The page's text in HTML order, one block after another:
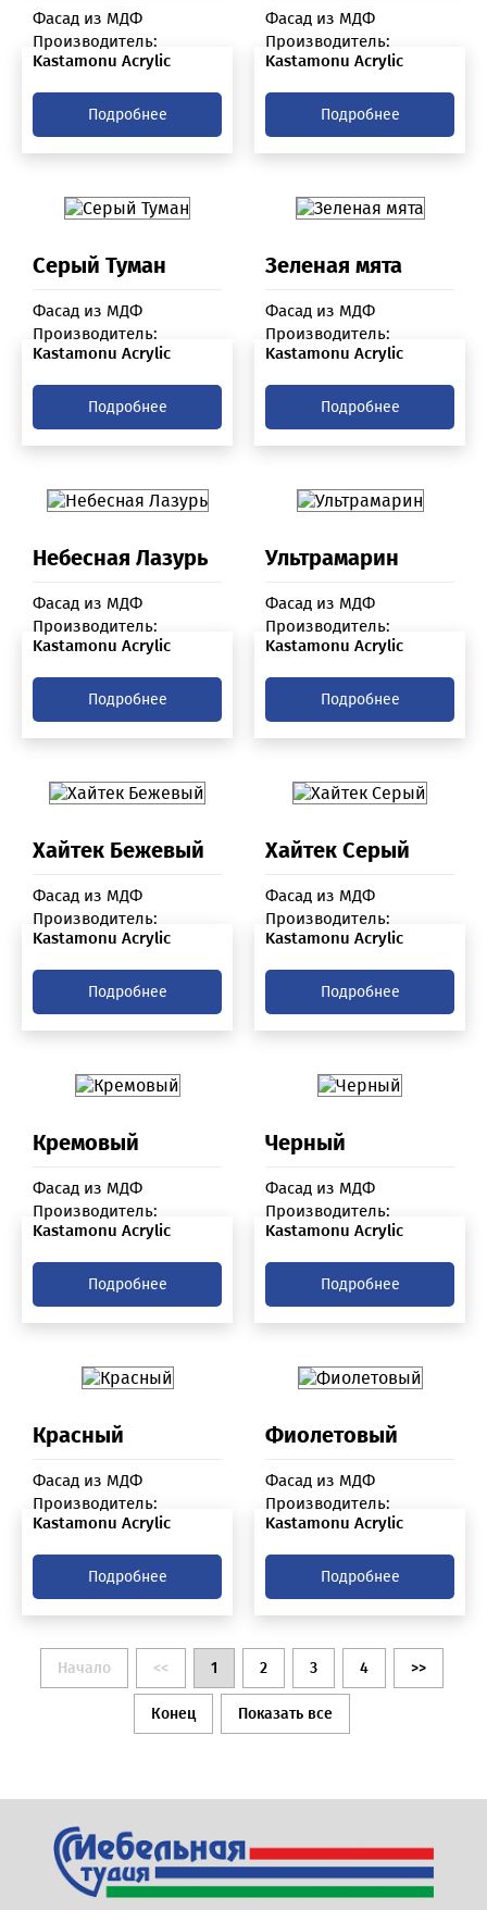
Фасад из МДФ
Производитель:
Kastamonu Acrylic
Подробнее
Фасад из МДФ
Производитель:
Kastamonu Acrylic
Подробнее
Серый Туман
Фасад из МДФ
Производитель:
Kastamonu Acrylic
Подробнее
Зеленая мята
Фасад из МДФ
Производитель:
Kastamonu Acrylic
Подробнее
Небесная Лазурь
Фасад из МДФ
Производитель:
Kastamonu Acrylic
Подробнее
Ультрамарин
Фасад из МДФ
Производитель:
Kastamonu Acrylic
Подробнее
Хайтек Бежевый
Фасад из МДФ
Производитель:
Kastamonu Acrylic
Подробнее
Хайтек Серый
Фасад из МДФ
Производитель:
Kastamonu Acrylic
Подробнее
Кремовый
Фасад из МДФ
Производитель:
Kastamonu Acrylic
Подробнее
Черный
Фасад из МДФ
Производитель:
Kastamonu Acrylic
Подробнее
Красный
Фасад из МДФ
Производитель:
Kastamonu Acrylic
Подробнее
Фиолетовый
Фасад из МДФ
Производитель:
Kastamonu Acrylic
Подробнее
Начало << 1 2 3 4 >>
Конец Показать все